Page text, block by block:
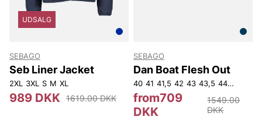
UDSALG
SEBAGO
Seb Liner Jacket
2XL 3XL S M XL
989 DKK 1619.00 DKK
SEBAGO
Dan Boat Flesh Out
40 41 41,5 42 43 43,5 44 44,5
from709
DKK
1549.00
DKK